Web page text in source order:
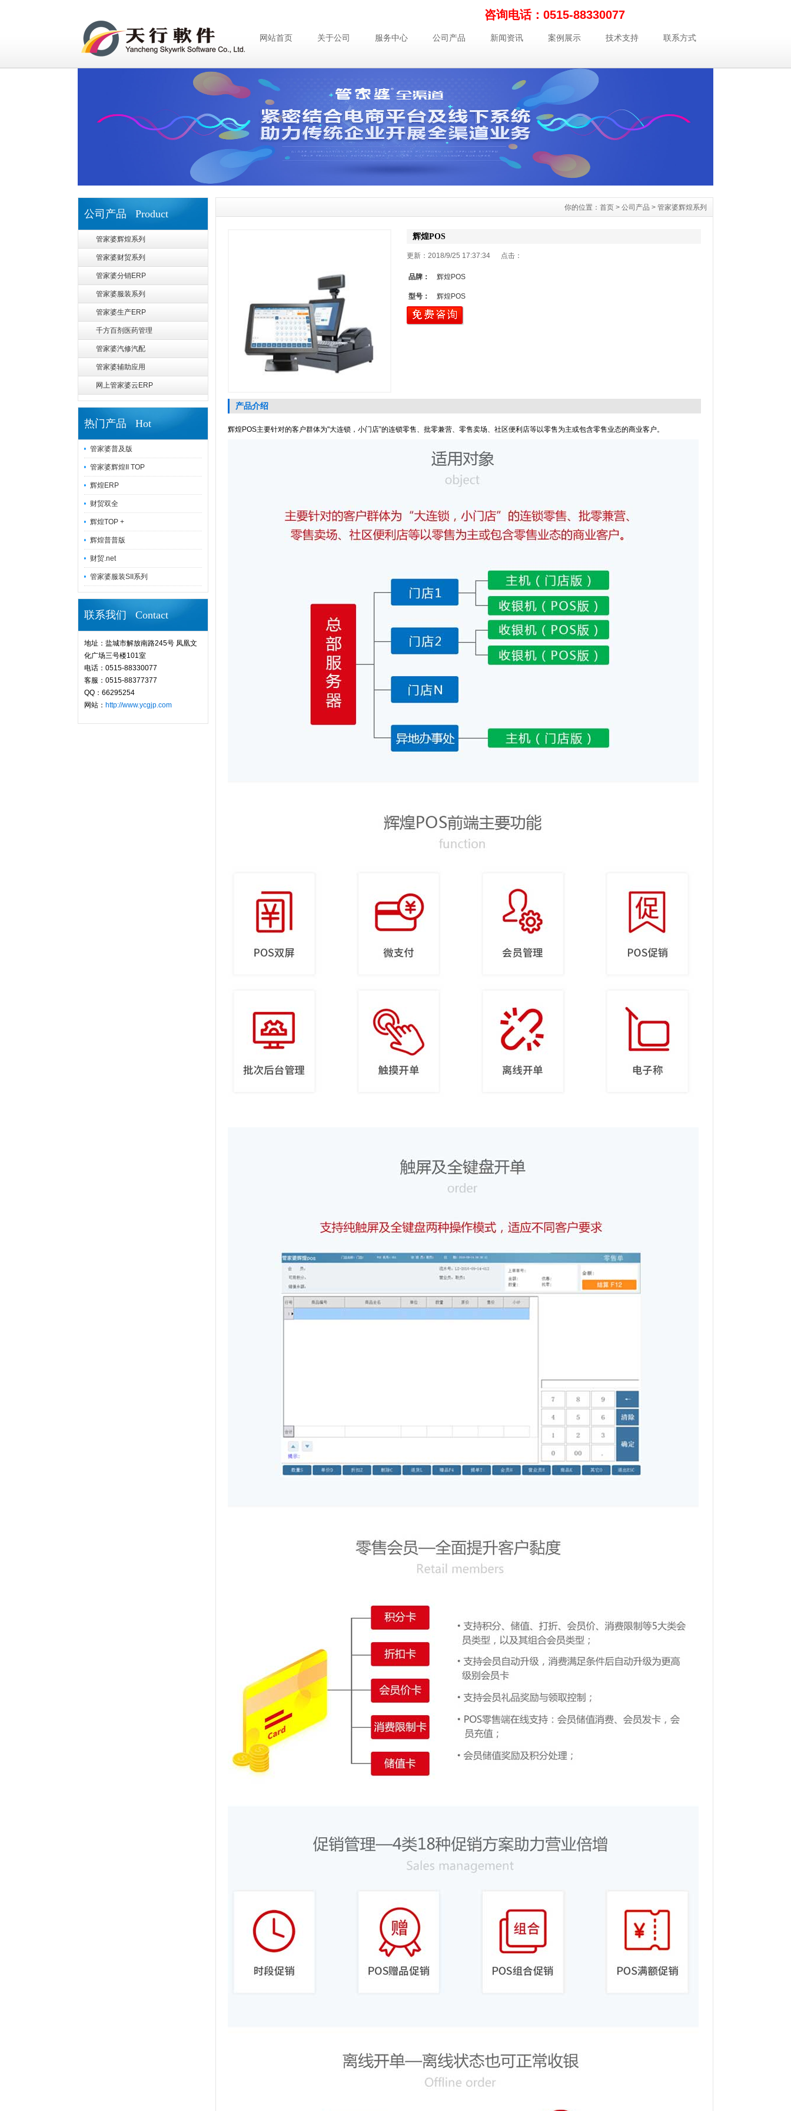
咨询电话：0515-88330077
网站首页 关于公司 服务中心 公司产品 新闻资讯 案例展示 技术支持 联系方式
公司产品 Product
管家婆辉煌系列
管家婆财贸系列
管家婆分销ERP
管家婆服装系列
管家婆生产ERP
千方百剂医药管理
管家婆汽修汽配
管家婆辅助应用
网上管家婆云ERP
热门产品 Hot
管家婆普及版
管家婆辉煌II TOP
辉煌ERP
财贸双全
辉煌TOP +
辉煌普普版
财贸.net
管家婆服装SII系列
联系我们 Contact
地址：盐城市解放南路245号 凤凰文
化广场三号楼101室
电话：0515-88330077
客服：0515-88377377
QQ：66295254
网站： http://www.ycgjp.com
你的位置： 首页 > 公司产品 > 管家婆辉煌系列
辉煌POS
更新：2018/9/25 17:37:34 点击：
品牌： 辉煌POS
型号： 辉煌POS
产品介绍
辉煌POS主要针对的客户群体为"大连锁，小门店”的连锁零售、批零兼营、零售卖场、社区便利店等以零售为主或包含零售业态的商业客户。